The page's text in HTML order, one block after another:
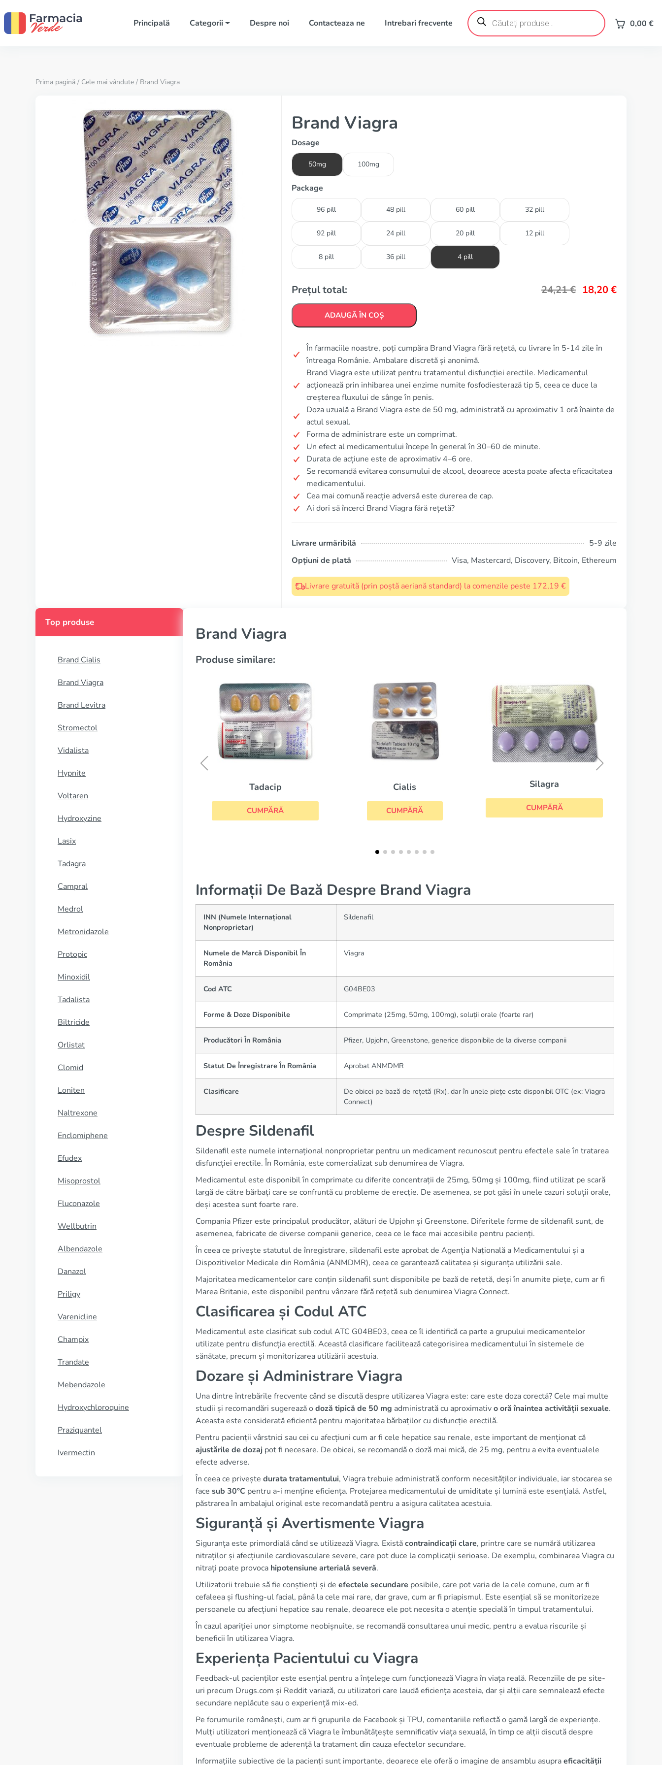
Principală Categorii Despre noi Contacteaza ne Intrebari frecvente
Products
search 0,00 €
Prima pagină / Cele mai vândute / Brand Viagra
Brand Viagra
Dosage
50mg 100mg
Package
96 pill 48 pill 60 pill 32 pill
92 pill 24 pill 20 pill 12 pill
8 pill 36 pill 4 pill
Prețul total: 24,21€ 18,20€
ADAUGĂ ÎN COȘ
În farmaciile noastre, poți cumpăra Brand Viagra fără rețetă, cu livrare în 5-14 zile în
întreaga Românie. Ambalare discretă și anonimă.
Brand Viagra este utilizat pentru tratamentul disfuncției erectile. Medicamentul
acționează prin inhibarea unei enzime numite fosfodiesterază tip 5, ceea ce duce la
creșterea fluxului de sânge în penis.
Doza uzuală a Brand Viagra este de 50 mg, administrată cu aproximativ 1 oră înainte de
actul sexual.
Forma de administrare este un comprimat.
Un efect al medicamentului începe în general în 30–60 de minute.
Durata de acțiune este de aproximativ 4–6 ore.
Se recomandă evitarea consumului de alcool, deoarece acesta poate afecta eficacitatea
medicamentului.
Cea mai comună reacție adversă este durerea de cap.
Ai dori să încerci Brand Viagra fără rețetă?
Livrare urmăribilă
5-9 zile
Opțiuni de plată
Visa, Mastercard, Discovery, Bitcoin, Ethereum
Livrare gratuită (prin poștă aeriană standard) la comenzile peste 172,19 €
Top produse
Brand Cialis
Brand Viagra
Brand Levitra
Stromectol
Vidalista
Hypnite
Voltaren
Hydroxyzine
Lasix
Tadagra
Campral
Medrol
Metronidazole
Protopic
Minoxidil
Tadalista
Biltricide
Orlistat
Clomid
Loniten
Naltrexone
Enclomiphene
Efudex
Misoprostol
Fluconazole
Wellbutrin
Albendazole
Danazol
Priligy
Varenicline
Champix
Trandate
Mebendazole
Hydroxychloroquine
Praziquantel
Ivermectin
Brand Viagra
Produse similare:
Cialis
CUMPĂRĂ
Silagra
CUMPĂRĂ
Eriacta
Informații De Bază Despre Brand Viagra
INN (Numele Internațional
Nonproprietar)
Sildenafil
Numele de Marcă Disponibil În
România
Viagra
Cod ATC G04BE03
Forme & Doze Disponibile Comprimate (25mg, 50mg, 100mg), soluții orale (foarte rar)
Producători În România Pfizer, Upjohn, Greenstone, generice disponibile de la diverse companii
Statut De Înregistrare În România Aprobat ANMDMR
Clasificare
De obicei pe bază de rețetă (Rx), dar în unele piețe este disponibil OTC (ex: Viagra
Connect)
Despre Sildenafil
Sildenafil este numele internațional nonproprietar pentru un medicament recunoscut pentru efectele sale în tratarea
disfuncției erectile. În România, este comercializat sub denumirea de Viagra.
Medicamentul este disponibil în comprimate cu diferite concentrații de 25mg, 50mg și 100mg, fiind utilizat pe scară
largă de către bărbați care se confruntă cu probleme de erecție. De asemenea, se pot găsi în unele cazuri soluții orale,
deși acestea sunt foarte rare.
Compania Pfizer este principalul producător, alături de Upjohn și Greenstone. Diferitele forme de sildenafil sunt, de
asemenea, fabricate de diverse companii generice, ceea ce le face mai accesibile pentru pacienți.
În ceea ce privește statutul de înregistrare, sildenafil este aprobat de Agenția Națională a Medicamentului și a
Dispozitivelor Medicale din România (ANMDMR), ceea ce garantează calitatea și siguranța utilizării sale.
Majoritatea medicamentelor care conțin sildenafil sunt disponibile pe bază de rețetă, deși în anumite piețe, cum ar fi
Marea Britanie, este disponibil pentru vânzare fără rețetă sub denumirea Viagra Connect.
Clasificarea și Codul ATC
Medicamentul este clasificat sub codul ATC G04BE03, ceea ce îl identifică ca parte a grupului medicamentelor
utilizate pentru disfuncția erectilă. Această clasificare facilitează categorisirea medicamentului în sistemele de
sănătate, precum și monitorizarea utilizării acestuia.
Dozare și Administrare Viagra
Una dintre întrebările frecvente când se discută despre utilizarea Viagra este: care este doza corectă? Cele mai multe
studii și recomandări sugerează odoză tipică de 50 mg administrată cu aproximativo oră înaintea activității sexuale.
Aceasta este considerată eficientă pentru majoritatea bărbaților cu disfuncție erectilă.
Pentru pacienții vârstnici sau cei cu afecțiuni cum ar fi cele hepatice sau renale, este important de menționat că
ajustările de dozaj pot fi necesare. De obicei, se recomandă o doză mai mică, de 25 mg, pentru a evita eventualele
efecte adverse.
În ceea ce privește durata tratamentului, Viagra trebuie administrată conform necesităților individuale, iar stocarea se
face sub 30°C pentru a-i menține eficiența. Protejarea medicamentului de umiditate și lumină este esențială. Astfel,
păstrarea în ambalajul original este recomandată pentru a asigura calitatea acestuia.
Siguranță și Avertismente Viagra
Siguranța este primordială când se utilizează Viagra. Existăcontraindicații clare, printre care se numără utilizarea
nitraților și afecțiunile cardiovasculare severe, care pot duce la complicații serioase. De exemplu, combinarea Viagra cu
nitrați poate provoca hipotensiune arterială severă.
Utilizatorii trebuie să fie conștienți și de efectele secundare posibile, care pot varia de la cele comune, cum ar fi
cefaleea și flushing-ul facial, până la cele mai rare, dar grave, cum ar fi priapismul. Este esențial să se monitorizeze
persoanele cu afecțiuni hepatice sau renale, deoarece ele pot necesita o atenție specială în timpul tratamentului.
În cazul apariției unor simptome neobișnuite, se recomandă consultarea unui medic, pentru a evalua riscurile și
beneficii în utilizarea Viagra.
Experiența Pacientului cu Viagra
Feedback-ul pacienților este esențial pentru a înțelege cum funcționează Viagra în viața reală. Recenziile de pe site-
uri precum Drugs.com și Reddit variază, cu utilizatori care laudă eficiența acesteia, dar și alții care semnalează efecte
secundare neplăcute sau o experiență mix-ed.
Pe forumurile românești, cum ar fi grupurile de Facebook și TPU, comentariile reflectă o gamă largă de experiențe.
Mulți utilizatori menționează că Viagra le îmbunătățește semnificativ viața sexuală, în timp ce alții discută despre
eventuale probleme de aderență la tratament din cauza efectelor secundare.
Informațiile subiective de la pacienți sunt importante, deoarece ele oferă o imagine de ansamblu asupraeficacității